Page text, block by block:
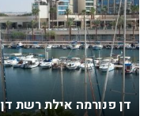
דן פנורמה אילת רשת דן